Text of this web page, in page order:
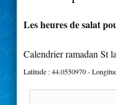
Les heures de salat
Calendrier ramadan St
Latitude :44.0550970-